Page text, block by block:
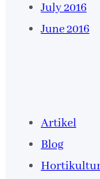
July 2016
June 2016
Artikel
Blog